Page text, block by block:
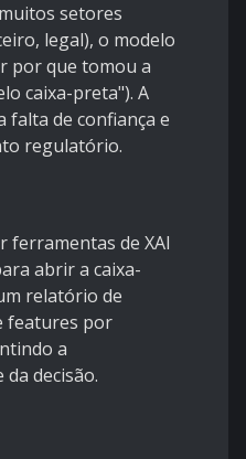
setores
legal), o modelo
por que tomou a
caixa-preta"). A
falta de confiança e
regulatório.
ferramentas de XAI
abrir a caixa-
relatório de
features por
a
decisão.